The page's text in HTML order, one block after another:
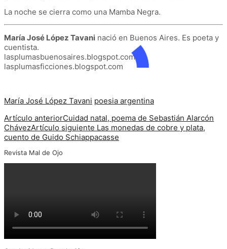
La noche se cierra como una Mamba Negra.
María José López Tavani nació en Buenos Aires. Es poeta y
cuentista.
lasplumasbuenosaires.blogspot.com y
lasplumasficciones.blogspot.com
María José López Tavani poesia argentina
Artículo anteriorCuidad natal, poema de Sebastián Alarcón
ChávezArtículo siguiente Las monedas de cobre y plata,
cuento de Guido Schiappacasse
Revista Mal de Ojo